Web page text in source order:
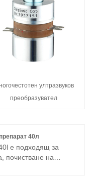
ултразвуков
преобразувател
40л
е подходящ за
почистване на